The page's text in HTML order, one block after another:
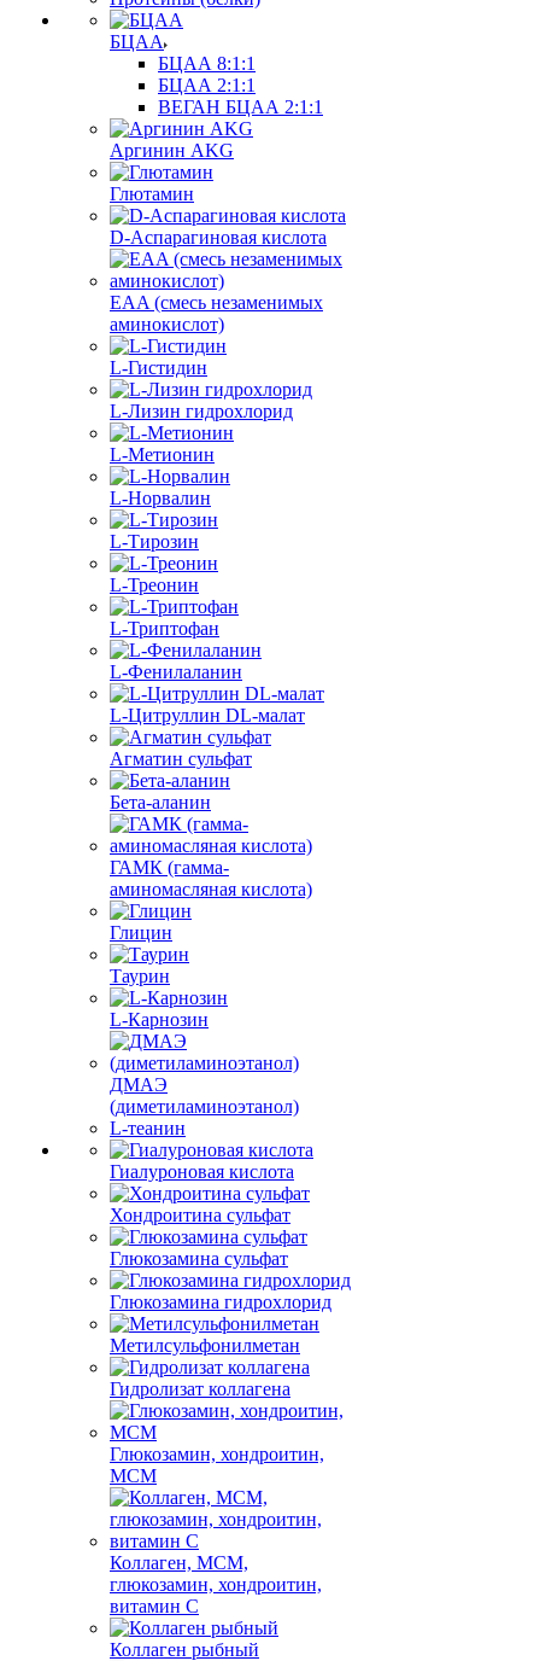
БЦАА
БЦАА 8:1:1
БЦАА 2:1:1
ВЕГАН БЦАА 2:1:1
Аргинин AKG
Глютамин
D-Аспарагиновая кислота
EAA (смесь незаменимых
аминокислот)
L-Гистидин
L-Лизин гидрохлорид
L-Метионин
L-Норвалин
L-Тирозин
L-Треонин
L-Триптофан
L-Фенилаланин
L-Цитруллин DL-малат
Агматин cульфат
Бета-аланин
ГАМК (гамма-
аминомасляная кислота)
Глицин
Таурин
L-Карнозин
ДМАЭ
(диметиламиноэтанол)
L-теанин
Гиалуроновая кислота
Хондроитина сульфат
Глюкозамина сульфат
Глюкозамина гидрохлорид
Метилсульфонилметан
Гидролизат коллагена
Глюкозамин, хондроитин,
МСМ
Коллаген, МСМ,
глюкозамин, хондроитин,
витамин С
Коллаген рыбный